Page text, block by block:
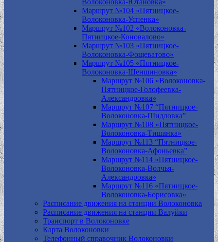
Волоконовка-Ютановка»
Маршрут №104 «Пятницкое-
Волоконовка-Успенка»
Маршрут №102 «Волоконовка-
Пятницкое-Коновалово»
Маршрут №103 «Пятницкое-
Волоконовка-Фощеватово»
Маршрут №105 «Пятницкое-
Волоконовка-Шеншиновка»
Маршрут №106 «Волоконовка-
Пятницкое-Голофеевка-
Александровка»
Маршрут №107 “Пятницкое-
Волоконовка-Шидловка”
Маршрут №108 «Пятницкое-
Волоконовка-Тишанка»
Маршрут №113 “Пятницкое-
Волоконовка-Афоньевка”
Маршрут №114 «Пятницкое-
Волоконовка-Волчья-
Александровка»
Маршрут №116 «Пятницкое-
Волоконовка-Борисовка»
Расписание движения на станции Волоконовка
Расписание движения на станции Валуйки
Транспорт в Волоконовке
Карта Волоконовки
Телефонный справочник Волоконовки